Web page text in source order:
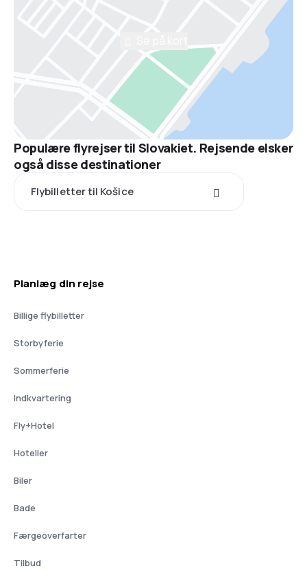
Populære flyrejser til Slovakiet. Rejsende elsker
også disse destinationer
Flybilletter til Košice
Planlæg din rejse
Billige flybilletter
Storbyferie
Sommerferie
Indkvartering
Fly+Hotel
Hoteller
Biler
Bade
Færgeoverfarter
Tilbud